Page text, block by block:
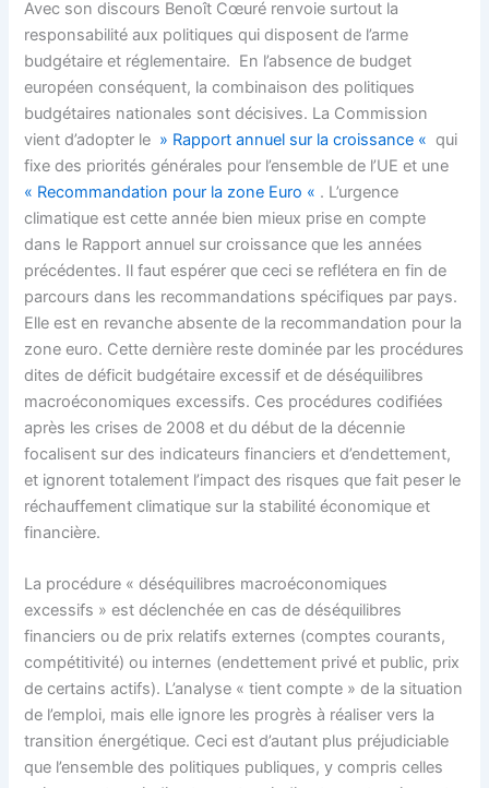
Avec son discours Benoît Cœuré renvoie surtout la
responsabilité aux politiques qui disposent de l’arme
budgétaire et réglementaire. En l’absence de budget
européen conséquent, la combinaison des politiques
budgétaires nationales sont décisives. La Commission
vient d’adopter le » Rapport annuel sur la croissance « qui
fixe des priorités générales pour l’ensemble de l’UE et une
« Recommandation pour la zone Euro « . L’urgence
climatique est cette année bien mieux prise en compte
dans le Rapport annuel sur croissance que les années
précédentes. Il faut espérer que ceci se reflétera en fin de
parcours dans les recommandations spécifiques par pays.
Elle est en revanche absente de la recommandation pour la
zone euro. Cette dernière reste dominée par les procédures
dites de déficit budgétaire excessif et de déséquilibres
macroéconomiques excessifs. Ces procédures codifiées
après les crises de 2008 et du début de la décennie
focalisent sur des indicateurs financiers et d’endettement,
et ignorent totalement l’impact des risques que fait peser le
réchauffement climatique sur la stabilité économique et
financière.
La procédure « déséquilibres macroéconomiques
excessifs » est déclenchée en cas de déséquilibres
financiers ou de prix relatifs externes (comptes courants,
compétitivité) ou internes (endettement privé et public, prix
de certains actifs). L’analyse « tient compte » de la situation
de l’emploi, mais elle ignore les progrès à réaliser vers la
transition énergétique. Ceci est d’autant plus préjudiciable
que l’ensemble des politiques publiques, y compris celles